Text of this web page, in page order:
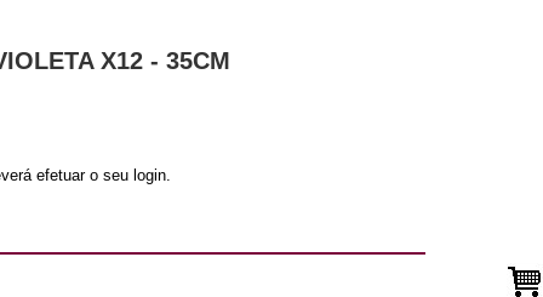
X12 - 35CM
efetuar o seu login.